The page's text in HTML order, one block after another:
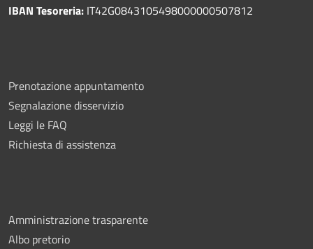
IBAN Tesoreria: IT42G0843105498000000507812
Prenotazione appuntamento
Segnalazione disservizio
Leggi le FAQ
Richiesta di assistenza
Amministrazione trasparente
Albo pretorio